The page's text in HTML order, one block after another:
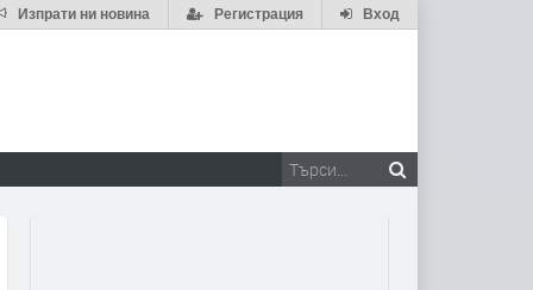
Вход
Регистрация
Изпрати ни новина